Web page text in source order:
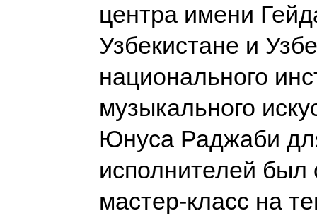
центра имени
Узбекистане и
национального
музыкального
Юнуса Раджаби
исполнителей был
мастер-класс на